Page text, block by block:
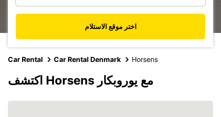
اختر موقع الاستلام
Car Rental Car Rental Denmark Horsens
اكتشف Horsens مع يوروبكار